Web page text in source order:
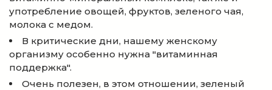
употребление овощей, фруктов, зеленого чая,
молока с медом.
В критические дни, нашему женскому
организму особенно нужна "витаминная
поддержка".
Очень полезен, в этом отношении, зеленый